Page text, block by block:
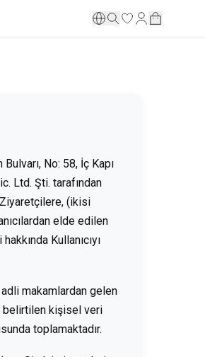
No: 58, İç Kapı
Ltd. Şti. tarafından
Ziyaretçilere, (ikisi
elde edilen
Kullanıcıyı
makamlardan gelen
belirtilen kişisel veri
toplamaktadır.